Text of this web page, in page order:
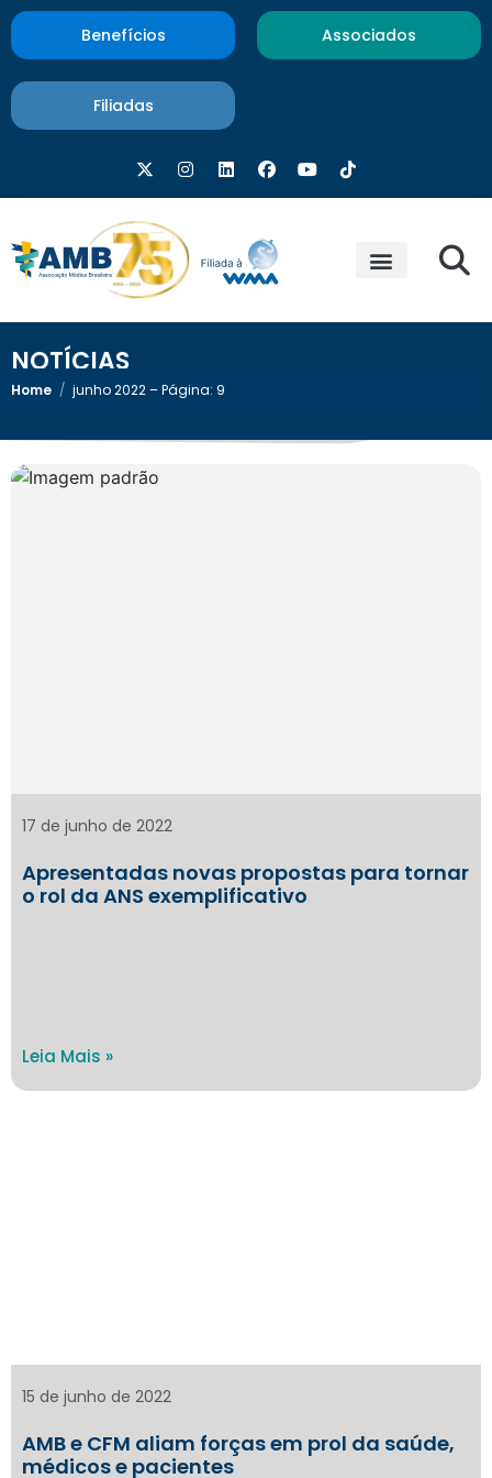
Benefícios Associados
Filiadas
NOTÍCIAS
Home / junho 2022 – Página: 9
Apresentadas novas propostas para tornar
o rol da ANS exemplificativo
17 de junho de 2022
Leia Mais »
AMB e CFM aliam forças em prol da saúde,
médicos e pacientes
15 de junho de 2022